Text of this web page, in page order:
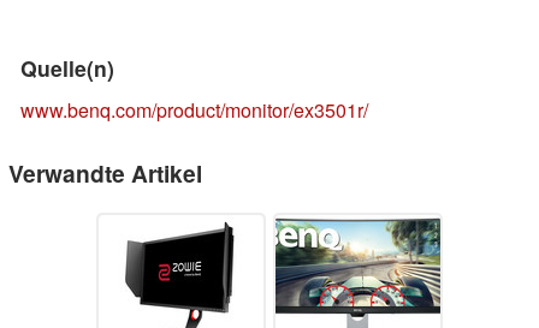
Quelle(n)
www.benq.com/product/monitor/ex3501r/
Verwandte Artikel